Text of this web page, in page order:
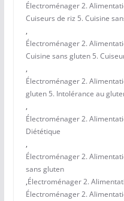
Électroménager 2.
Cuiseurs de riz 5. Cuisine
,
Électroménager 2.
Cuisine sans gluten 5.
,
Électroménager 2.
gluten 5. Intolérance au
,
Électroménager 2.
Diététique
,
Électroménager 2.
sans gluten
,Électroménager 2.
Électroménager 2.